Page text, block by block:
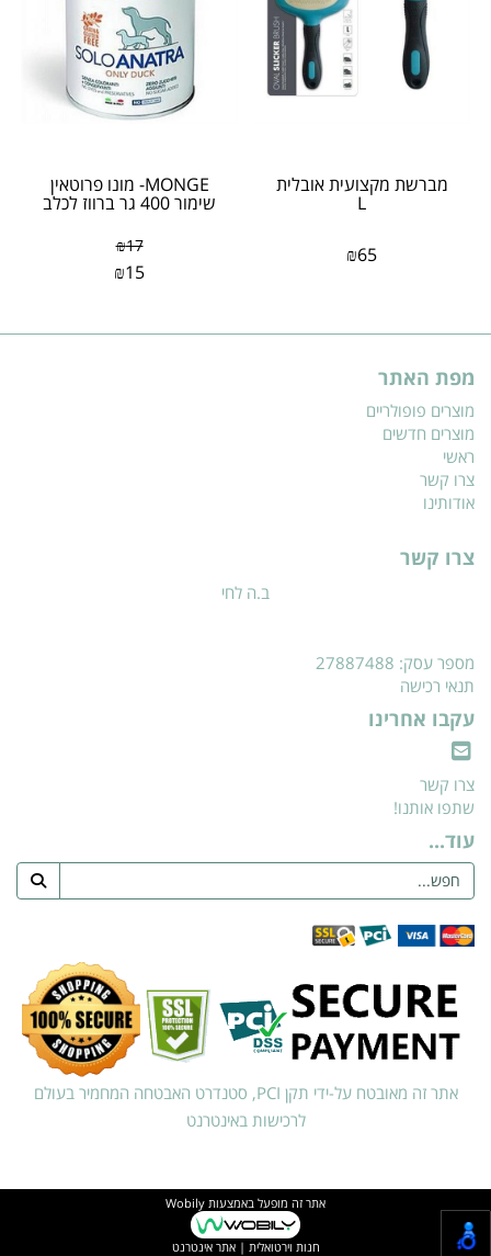
מברשת מקצועית אובלית
L
₪65
MONGE- מונו פרוטאין
שימור 400 גר ברווז לכלב
₪17
₪15
מפת האתר
מוצרים פופולריים
מוצרים חדשים
ראשי
צרו קשר
אודותינו
צרו קשר
ב.ה לחי
מספר עסק: 27887488
תנאי רכישה
עקבו אחרינו
צרו קשר
שתפו אותנו!
עוד...
אתר זה מאובטח על-ידי תקן PCI, סטנדרט האבטחה המחמיר בעולם
לרכישות באינטרנט
אתר זה מופעל באמצעות Wobily
חנות וירטואלית | אתר אינטרנט